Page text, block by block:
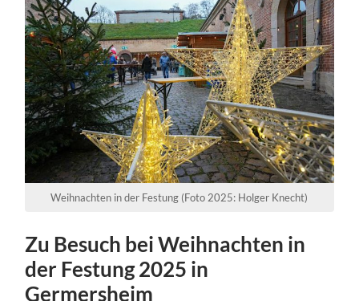
Weihnachten in der Festung (Foto 2025: Holger Knecht)
Zu Besuch bei Weihnachten in
der Festung 2025 in
Germersheim